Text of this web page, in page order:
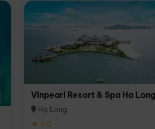
Vinpearl Resort & Spa Ha Long
Hạ Long
★ 5.0